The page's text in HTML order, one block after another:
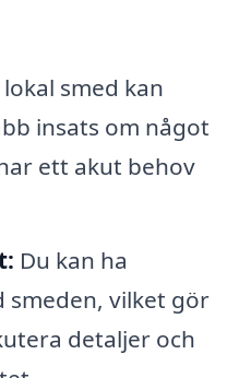
lokal smed kan
insats om något
ett akut behov
Du kan ha
vilket gör
detaljer och